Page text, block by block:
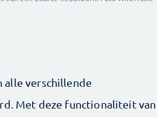
alle verschillende
Met deze functionaliteit van